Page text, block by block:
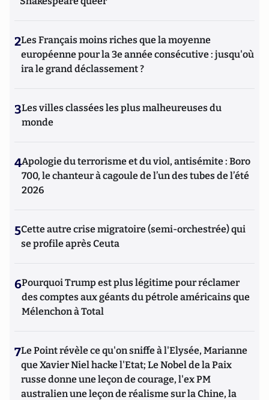
2Les Français moins riches que la moyenne
européenne pour la 3e année consécutive : jusqu'où
ira le grand déclassement ?
3Les villes classées les plus malheureuses du
monde
4Apologie du terrorisme et du viol, antisémite : Boro
700, le chanteur à cagoule de l’un des tubes de l’été
2026
5Cette autre crise migratoire (semi-orchestrée) qui
se profile après Ceuta
6Pourquoi Trump est plus légitime pour réclamer
des comptes aux géants du pétrole américains que
Mélenchon à Total
7Le Point révèle ce qu'on sniffe à l'Elysée, Marianne
que Xavier Niel hacke l'Etat; Le Nobel de la Paix
russe donne une leçon de courage, l'ex PM
australien une leçon de réalisme sur la Chine, la